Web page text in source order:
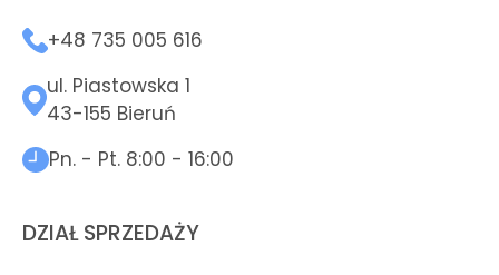
+48 735 005 616
ul. Piastowska 1
43-155 Bieruń
Pn. - Pt. 8:00 - 16:00
DZIAŁ SPRZEDAŻY